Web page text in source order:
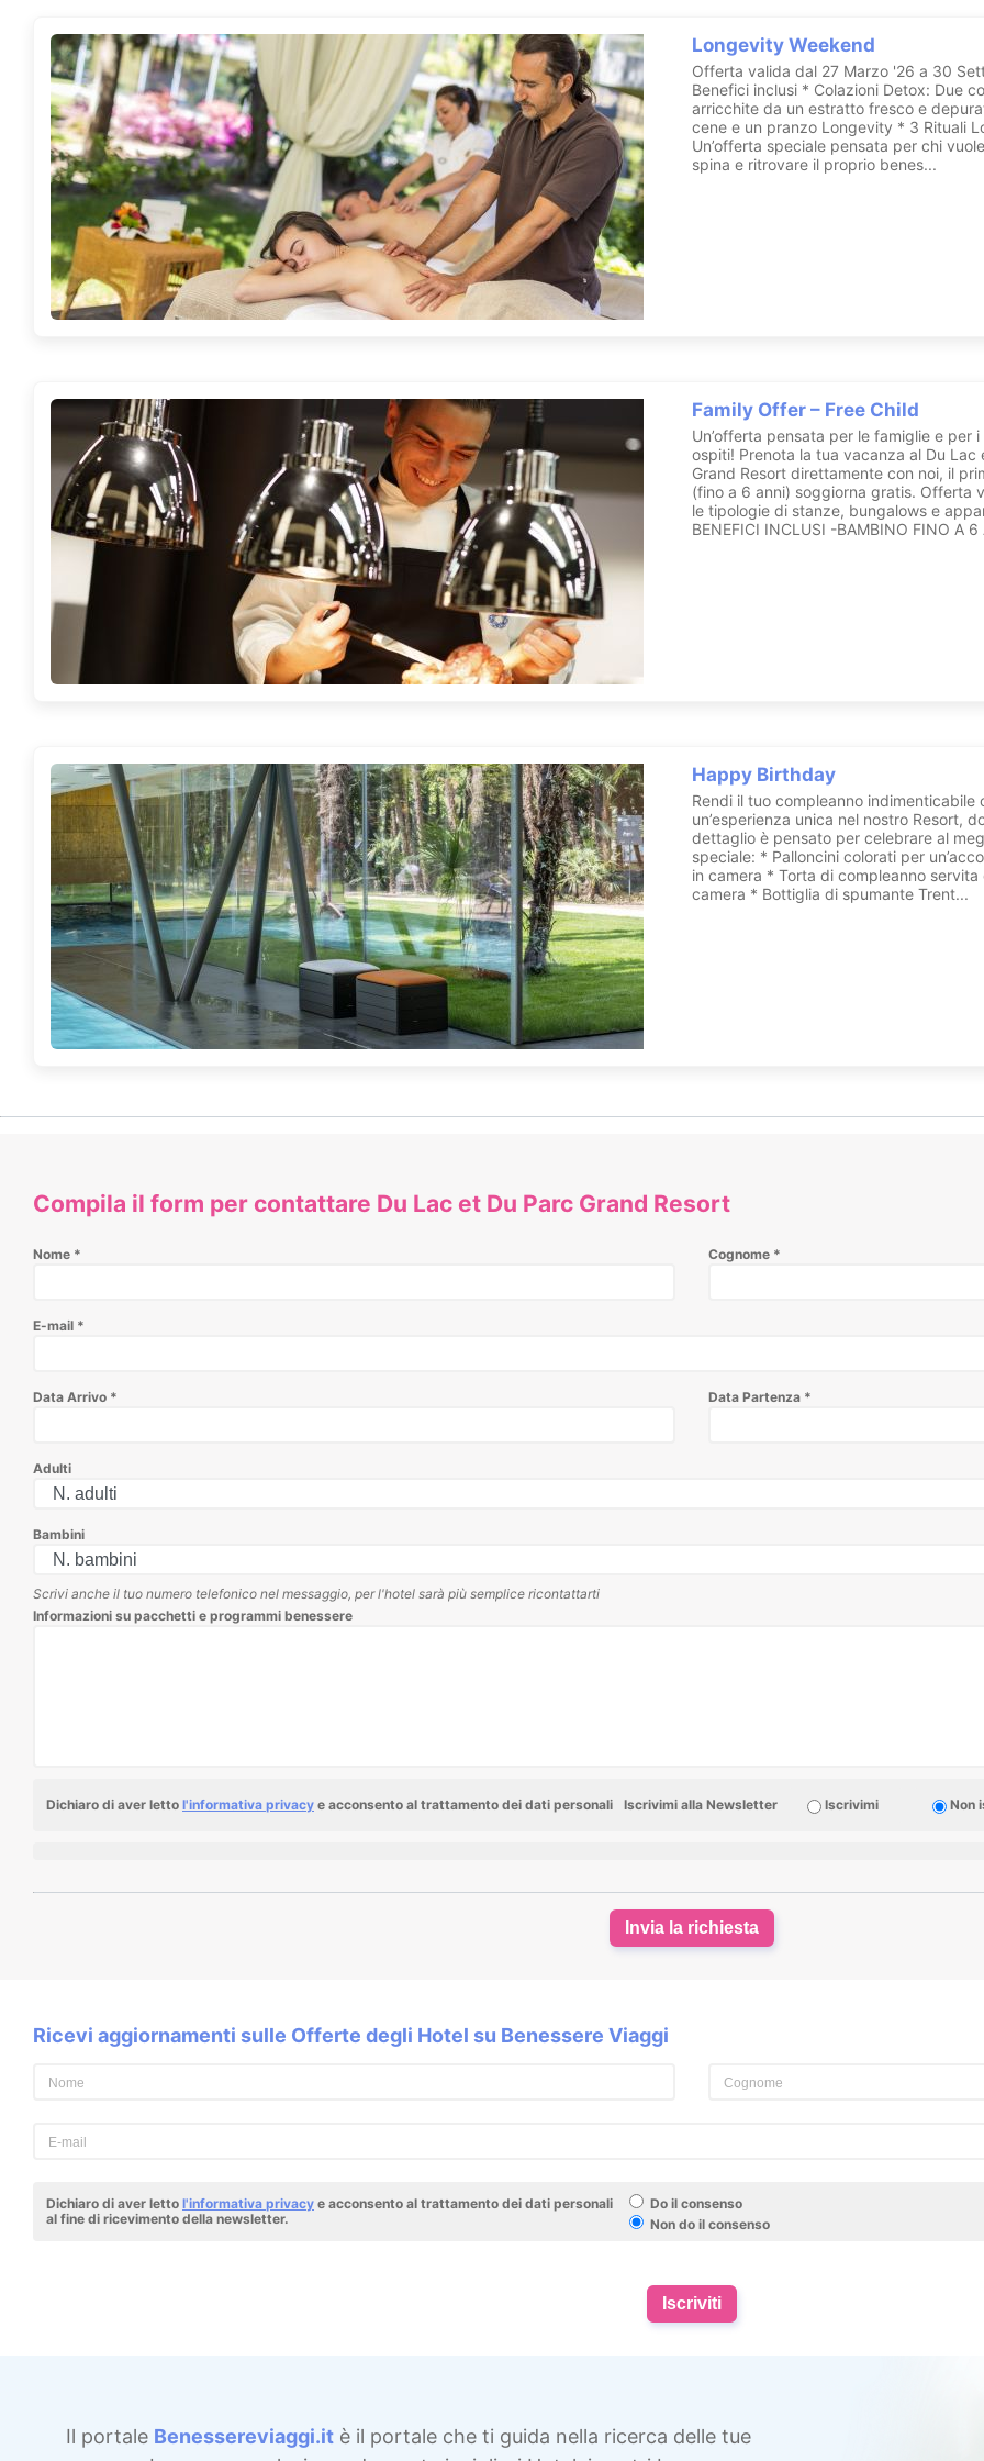
Longevity Weekend
Offerta valida dal 27 Marzo '26 a 30
Benefici inclusi * Colazioni Detox: Due
arricchite da un estratto fresco e
cene e un pranzo Longevity * 3 Rituali
Un’offerta speciale pensata per chi
spina e ritrovare il proprio benes...
Family Offer – Free Child
Un’offerta pensata per le famiglie e per
ospiti! Prenota la tua vacanza al Du Lac
Grand Resort direttamente con noi, il
(fino a 6 anni) soggiorna gratis. Offerta
le tipologie di stanze, bungalows e
BENEFICI INCLUSI -BAMBINO FINO A 6
Happy Birthday
Rendi il tuo compleanno indimenticabile
un’esperienza unica nel nostro Resort,
dettaglio è pensato per celebrare al
speciale: * Palloncini colorati per
in camera * Torta di compleanno
camera * Bottiglia di spumante Trent...
Compila il form per contattare Du Lac et Du Parc Grand Resort
Nome * Cognome *
E-mail *
Data Arrivo * Data Partenza *
Adulti
Bambini
Scrivi anche il tuo numero telefonico nel messaggio, per l'hotel sarà più semplice ricontattarti
Informazioni su pacchetti e programmi benessere
Dichiaro di aver letto l'informativa privacy e acconsento al trattamento dei dati personali Iscrivimi alla Newsletter Iscrivimi Non
Invia la richiesta
Ricevi aggiornamenti sulle Offerte degli Hotel su Benessere Viaggi
Dichiaro di aver letto l'informativa privacy e acconsento al trattamento dei dati personali
al fine di ricevimento della newsletter.
Do il consenso
Non do il consenso
Iscriviti
Il portale Benessereviaggi.it è il portale che ti guida nella ricerca delle tue